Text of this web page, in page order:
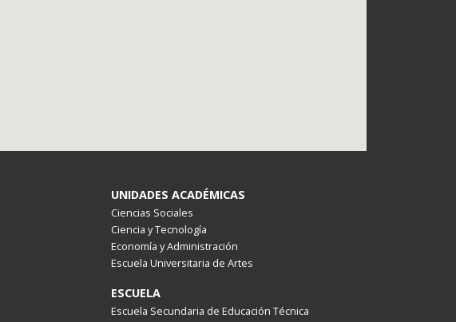
UNIDADES ACADÉMICAS
Ciencias Sociales
Ciencia y Tecnología
Economía y Administración
Escuela Universitaria de Artes
ESCUELA
Escuela Secundaria de Educación Técnica